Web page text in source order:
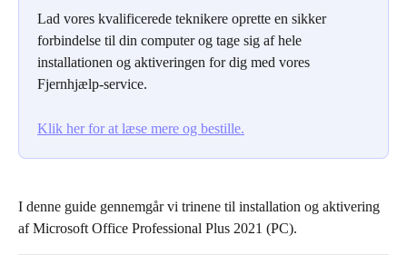
Lad vores kvalificerede teknikere oprette en sikker
forbindelse til din computer og tage sig af hele
installationen og aktiveringen for dig med vores
Fjernhjælp-service.
Klik her for at læse mere og bestille.
I denne guide gennemgår vi trinene til installation og aktivering
af Microsoft Office Professional Plus 2021 (PC).